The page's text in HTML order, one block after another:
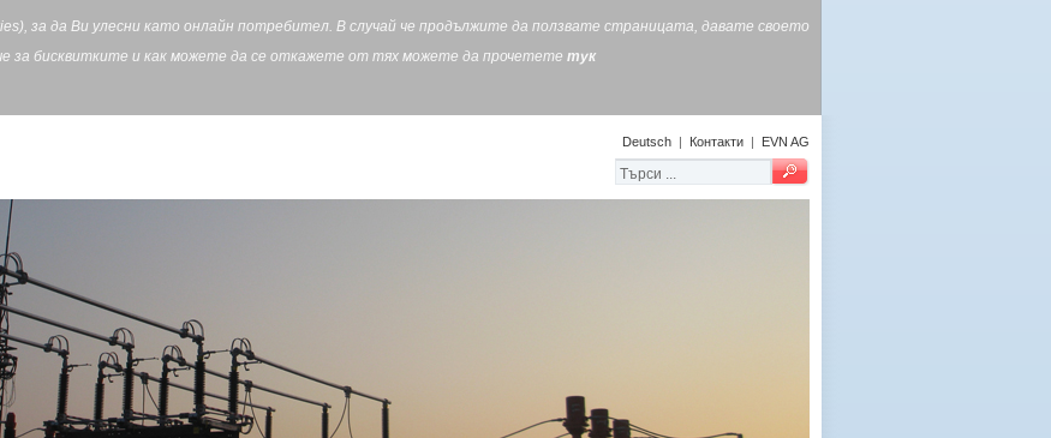
за да Ви улесни като онлайн потребител. В случай че продължите да ползвате страницата, давате своето
за бисквитките и как можете да се откажете от тях можете да прочетете тук
Deutsch | Контакти | EVN AG